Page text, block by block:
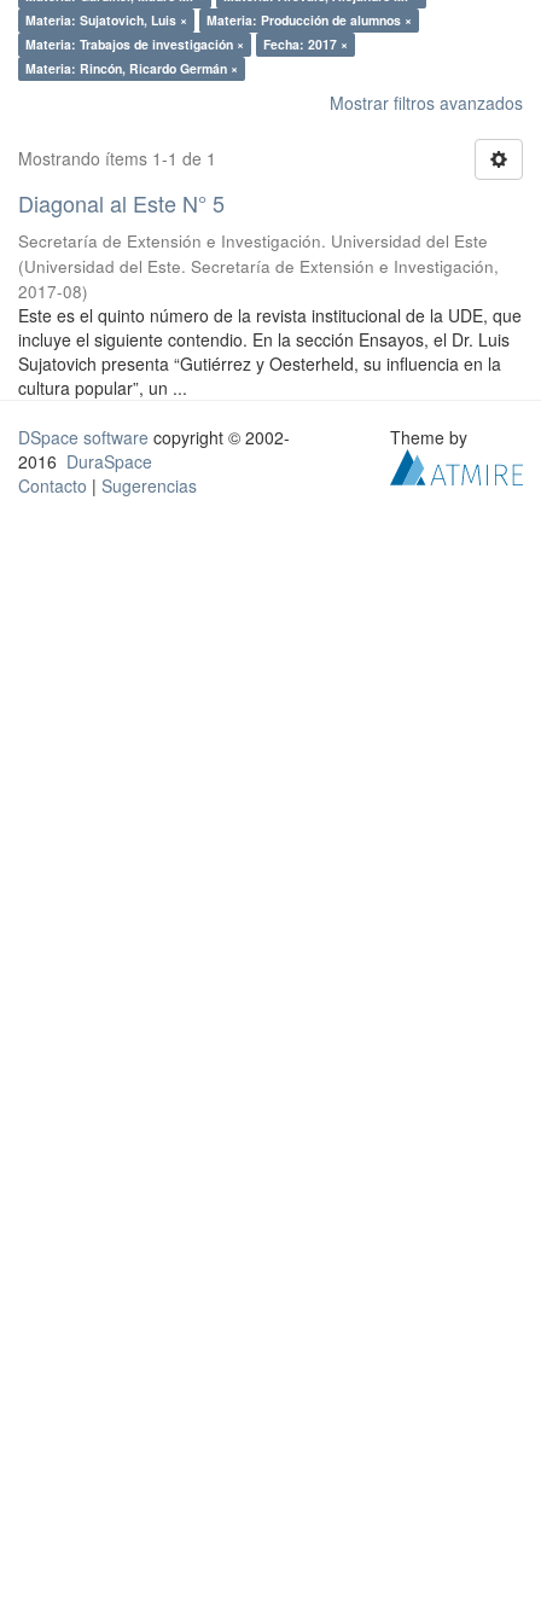
Materia: Sujatovich, Luis ×
Materia: Producción de alumnos ×
Materia: Trabajos de investigación ×
Fecha: 2017 ×
Materia: Rincón, Ricardo Germán ×
Mostrar filtros avanzados
Mostrando ítems 1-1 de 1
Diagonal al Este N° 5
Secretaría de Extensión e Investigación. Universidad del Este
(Universidad del Este. Secretaría de Extensión e Investigación,
2017-08)
Este es el quinto número de la revista institucional de la UDE, que
incluye el siguiente contendio. En la sección Ensayos, el Dr. Luis
Sujatovich presenta “Gutiérrez y Oesterheld, su influencia en la
cultura popular”, un ...
DSpace software copyright © 2002-
2016 DuraSpace
Contacto | Sugerencias
Theme by